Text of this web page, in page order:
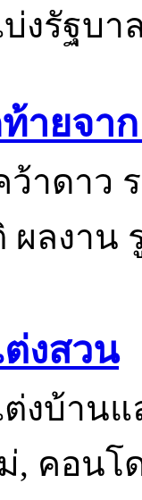
งรัฐบา
ยจาก
ว้าดาว
ผลงาน
งสวน
งบ้าน
, คอนโ